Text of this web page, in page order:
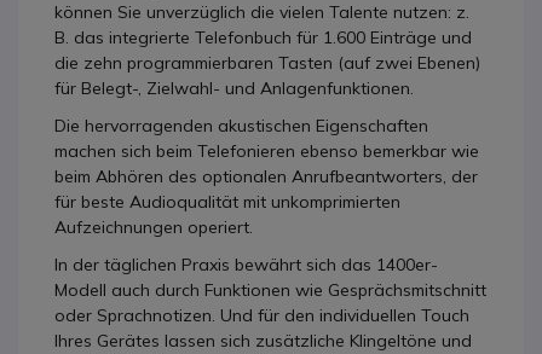
können Sie unverzüglich die vielen Talente nutzen: z.
B. das integrierte Telefonbuch für 1.600 Einträge und
die zehn programmierbaren Tasten (auf zwei Ebenen)
für Belegt-, Zielwahl- und Anlagenfunktionen.
Die hervorragenden akustischen Eigenschaften
machen sich beim Telefonieren ebenso bemerkbar wie
beim Abhören des optionalen Anrufbeantworters, der
für beste Audioqualität mit unkomprimierten
Aufzeichnungen operiert.
In der täglichen Praxis bewährt sich das 1400er-
Modell auch durch Funktionen wie Gesprächsmitschnitt
oder Sprachnotizen. Und für den individuellen Touch
Ihres Gerätes lassen sich zusätzliche Klingeltöne und